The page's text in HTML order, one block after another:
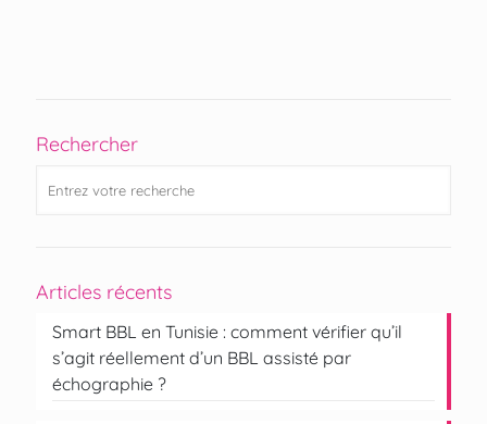
Rechercher
Articles récents
Smart BBL en Tunisie : comment vérifier qu’il
s’agit réellement d’un BBL assisté par
échographie ?